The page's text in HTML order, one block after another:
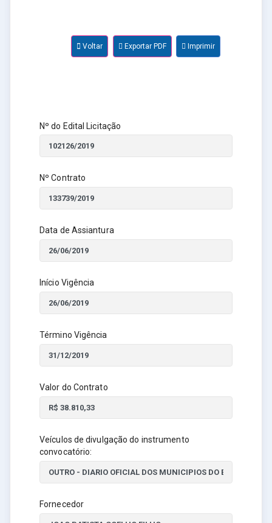
Voltar Exportar PDF Imprimir
Nº do Edital Licitação
Nº Contrato
Data de Assiantura
Início Vigência
Término Vigência
Valor do Contrato
Veículos de divulgação do instrumento
convocatório:
Fornecedor